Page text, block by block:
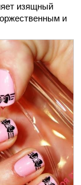
изящный
и